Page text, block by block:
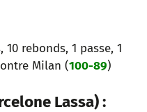
rebonds, 1 passe, 1
Milan (100-89)
Lassa) :